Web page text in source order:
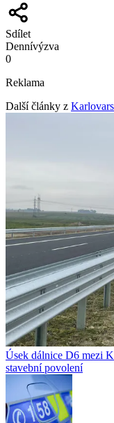
Sdílet
Dennívýzva
0
Reklama
Další články z
Úsek dálnice D6 mezi
stavební povolení